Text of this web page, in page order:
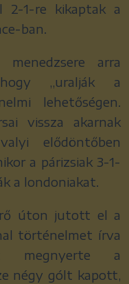
1-re kikaptak a
ban.
arra
„uralják a
lehetőségen.
vissza akarnak
elődöntőben
a párizsiak 3-1-
a londoniakat.
úton jutott el a
történelmet írva
megnyerte a
négy gólt kapott,